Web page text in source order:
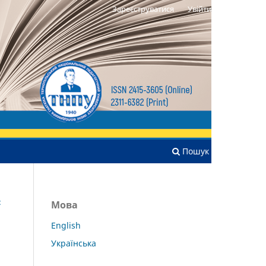
Пошук
Зареєструватися Увійти
Мова
English
Українська